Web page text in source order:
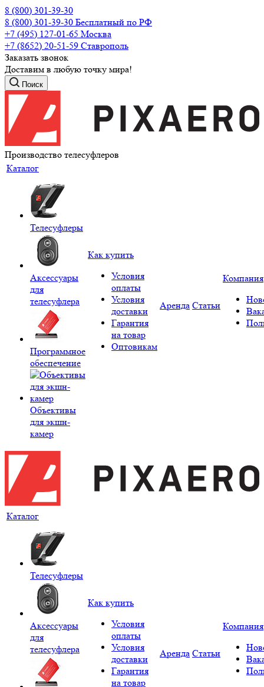
8 (800) 301-39-30
8 (800) 301-39-30 Бесплатный по РФ
+7 (495) 127-01-65 Москва
+7 (8652) 20-51-59 Ставрополь
Заказать звонок
Доставим в любую точку мира!
Поиск
Производство телесуфлеров
Каталог
Телесуфлеры
Аксессуары
для
телесуфлера
Программное
обеспечение
Объективы
для экшн-
камер
Как купить
Условия
оплаты
Условия
доставки
Гарантия
на товар
Оптовикам
Аренда Статьи
Компания
Каталог
Телесуфлеры
Аксессуары
для
телесуфлера
Как купить
Условия
оплаты
Условия
доставки
Гарантия
на товар
Аренда Статьи
Компания